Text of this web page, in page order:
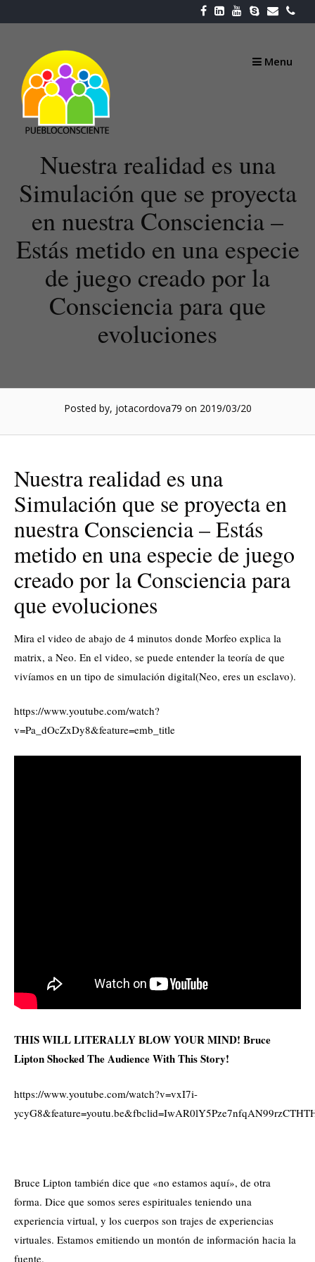
to
Menu
Nuestra realidad es una
Simulación que se proyecta
en nuestra Consciencia –
Estás metido en una especie
de juego creado por la
Consciencia para que
evoluciones
Posted by, jotacordova79 on 2019/03/20
Nuestra realidad es una
Simulación que se proyecta en
nuestra Consciencia – Estás
metido en una especie de juego
creado por la Consciencia para
que evoluciones
Mira el video de abajo de 4 minutos donde Morfeo explica la
matrix, a Neo. En el video, se puede entender la teoría de que
vivíamos en un tipo de simulación digital(Neo, eres un esclavo).
https://www.youtube.com/watch?
v=Pa_dOcZxDy8&feature=emb_title
THIS WILL LITERALLY BLOW YOUR MIND! Bruce
Lipton Shocked The Audience With This Story!
https://www.youtube.com/watch?v=vxI7i-
Bruce Lipton también dice que «no estamos aquí», de otra
forma. Dice que somos seres espirituales teniendo una
experiencia virtual, y los cuerpos son trajes de experiencias
virtuales. Estamos emitiendo un montón de información hacia la
fuente.